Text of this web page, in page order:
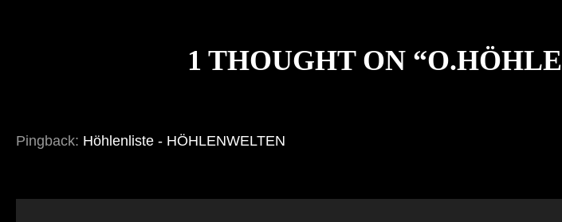
1 THOUGHT ON “O.HÖHLE
Pingback: Höhlenliste - HÖHLENWELTEN